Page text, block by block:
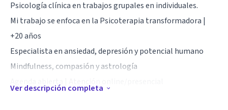
Psicología clínica en trabajos grupales en individuales.
Mi trabajo se enfoca en la Psicoterapia transformadora |
+20 años
Especialista en ansiedad, depresión y potencial humano
Mindfulness, compasión y astrología
Ver descripción completa